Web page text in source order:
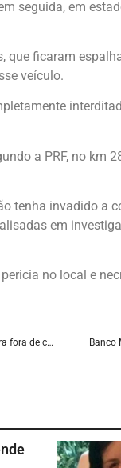
seguida, em
que ficaram
veículo.
a PRF, no km
tenha invadido a
em
no local e
Piauí: Motorista morre após capotar e ser arremessado para fora de carro; dois passageiros feridos. Banco